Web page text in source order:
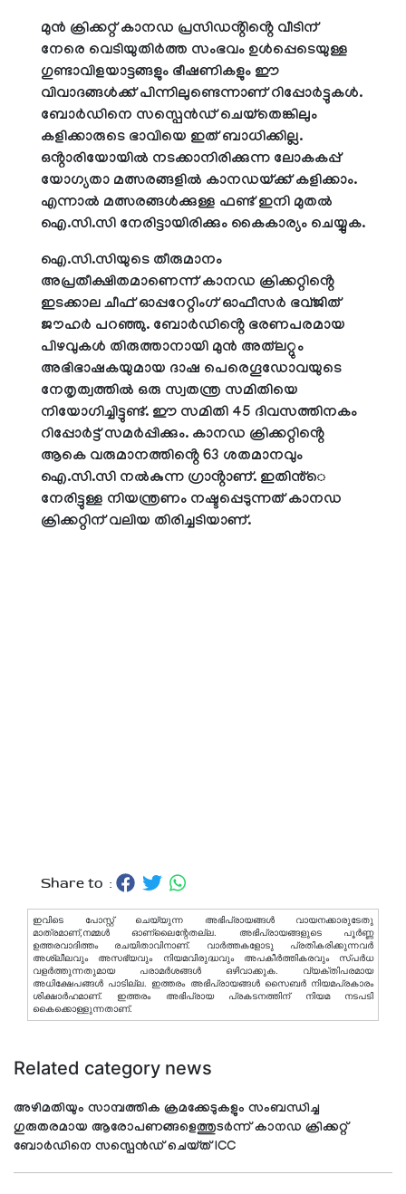
മുൻ ക്രിക്കറ്റ് കാനഡ പ്രസിഡൻ്റിൻ്റെ വീടിന്
നേരെ വെടിയുതിർത്ത സംഭവം ഉൾപ്പെടെയുള്ള
ഗുണ്ടാവിളയാട്ടങ്ങളും ഭീഷണികളും ഈ
വിവാദങ്ങൾക്ക് പിന്നിലുണ്ടെന്നാണ് റിപ്പോർട്ടുകൾ.
ബോർഡിനെ സസ്പെൻഡ് ചെയ്തെങ്കിലും
കളിക്കാരുടെ ഭാവിയെ ഇത് ബാധിക്കില്ല.
ഒൻ്റാരിയോയിൽ നടക്കാനിരിക്കുന്ന ലോകകപ്പ്
യോഗ്യതാ മത്സരങ്ങളിൽ കാനഡയ്ക്ക് കളിക്കാം.
എന്നാൽ മത്സരങ്ങൾക്കുള്ള ഫണ്ട് ഇനി മുതൽ
ഐ.സി.സി നേരിട്ടായിരിക്കും കൈകാര്യം ചെയ്യുക.
ഐ.സി.സിയുടെ തീരുമാനം
അപ്രതീക്ഷിതമാണെന്ന് കാനഡ ക്രിക്കറ്റിൻ്റെ
ഇടക്കാല ചീഫ് ഓപ്പറേറ്റിംഗ് ഓഫീസർ ഭവ്ജിത്
ജൗഹർ പറഞ്ഞു. ബോർഡിൻ്റെ ഭരണപരമായ
പിഴവുകൾ തിരുത്താനായി മുൻ അത്‌ലറ്റും
അഭിഭാഷകയുമായ ദാഷ പെരെഗൂഡോവയുടെ
നേതൃത്വത്തിൽ ഒരു സ്വതന്ത്ര സമിതിയെ
നിയോഗിച്ചിട്ടുണ്ട്. ഈ സമിതി 45 ദിവസത്തിനകം
റിപ്പോർട്ട് സമർപ്പിക്കും. കാനഡ ക്രിക്കറ്റിൻ്റെ
ആകെ വരുമാനത്തിൻ്റെ 63 ശതമാനവും
ഐ.സി.സി നൽകുന്ന ഗ്രാൻ്റാണ്. ഇതിൻ്െ
നേരിട്ടുള്ള നിയന്ത്രണം നഷ്ടപ്പെടുന്നത് കാനഡ
ക്രിക്കറ്റിന് വലിയ തിരിച്ചടിയാണ്.
Share to :
ഇവിടെ പോസ്റ്റ് ചെയ്യുന്ന അഭിപ്രായങ്ങള്‍ വായനക്കാരുടേതു
മാത്രമാണ്,നമ്മൾ ഓണ്ലൈന്റേതല്ല. അഭിപ്രായങ്ങളുടെ പൂർണ്ണ
ഉത്തരവാദിത്തം രചയിതാവിനാണ്. വാര്‍ത്തകളോടു പ്രതികരിക്കുന്നവര്‍
അശ്ലീലവും അസഭ്യവും നിയമവിരുദ്ധവും അപകീര്‍ത്തികരവും സ്പര്‍ധ
വളര്‍ത്തുന്നതുമായ പരാമര്‍ശങ്ങള്‍ ഒഴിവാക്കുക. വ്യക്തിപരമായ
അധിക്ഷേപങ്ങള്‍ പാടില്ല. ഇത്തരം അഭിപ്രായങ്ങള്‍ സൈബര്‍ നിയമപ്രകാരം
ശിക്ഷാര്‍ഹമാണ്. ഇത്തരം അഭിപ്രായ പ്രകടനത്തിന് നിയമ നടപടി
കൈക്കൊള്ളുന്നതാണ്.
Related category news
അഴിമതിയും സാമ്പത്തിക ക്രമക്കേടുകളും സംബന്ധിച്ച
ഗുരുതരമായ ആരോപണങ്ങളെത്തുടർന്ന് കാനഡ ക്രിക്കറ്റ്
ബോർഡിനെ സസ്പെൻഡ് ചെയ്ത് ICC